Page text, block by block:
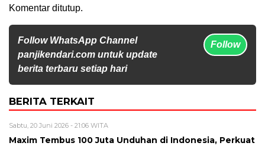
Komentar ditutup.
Follow WhatsApp Channel
panjikendari.com untuk update
berita terbaru setiap hari
Follow
BERITA TERKAIT
Sabtu, 20 Juni 2026 - 21:06 WITA
Maxim Tembus 100 Juta Unduhan di Indonesia, Perkuat